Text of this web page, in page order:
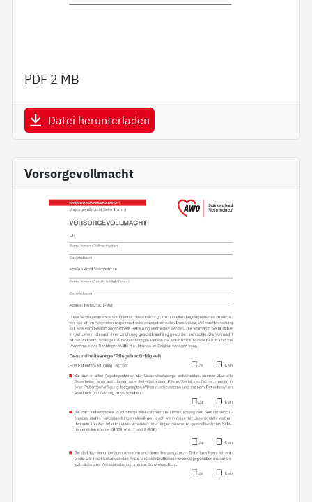
PDF 2 MB
Datei herunterladen
Vorsorgevollmacht